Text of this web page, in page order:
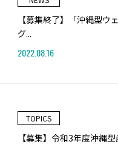
【募集終了】「沖縄型ウ
グ...
2022.08.16
TOPICS
【募集】令和3年度沖縄